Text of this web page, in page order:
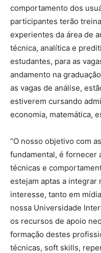
comportamento dos
participantes terão
experientes da área de
técnica, analítica e
estudantes, para as
andamento na
as vagas de análise,
estiverem cursando
economia, matemática,
“O nosso objetivo com
fundamental, é fornecer
técnicas e
estejam aptas a integrar
interesse, tanto em
nossa Universidade
os recursos de apoio
formação destes
técnicas, soft skills,